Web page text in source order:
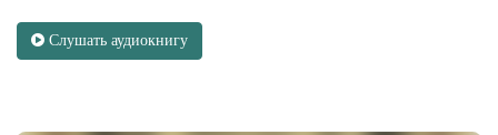
Слушать аудиокнигу